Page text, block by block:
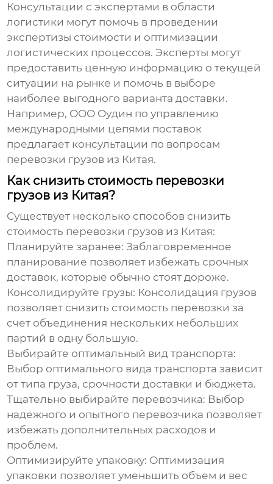
Консультации с экспертами в области
логистики могут помочь в проведении
экспертизы стоимости и оптимизации
логистических процессов. Эксперты могут
предоставить ценную информацию о текущей
ситуации на рынке и помочь в выборе
наиболее выгодного варианта доставки.
Например, ООО Оудин по управлению
международными цепями поставок
предлагает консультации по вопросам
перевозки грузов из Китая.
Как снизить стоимость перевозки
грузов из Китая?
Существует несколько способов снизить
стоимость перевозки грузов из Китая:
Планируйте заранее: Заблаговременное
планирование позволяет избежать срочных
доставок, которые обычно стоят дороже.
Консолидируйте грузы: Консолидация грузов
позволяет снизить стоимость перевозки за
счет объединения нескольких небольших
партий в одну большую.
Выбирайте оптимальный вид транспорта:
Выбор оптимального вида транспорта зависит
от типа груза, срочности доставки и бюджета.
Тщательно выбирайте перевозчика: Выбор
надежного и опытного перевозчика позволяет
избежать дополнительных расходов и
проблем.
Оптимизируйте упаковку: Оптимизация
упаковки позволяет уменьшить объем и вес